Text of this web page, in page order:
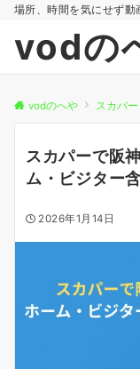
場所、時間を気にせず動
vodの
vodのへや スカパー
スカパーで阪
ム・ビジター
2026年1月14日